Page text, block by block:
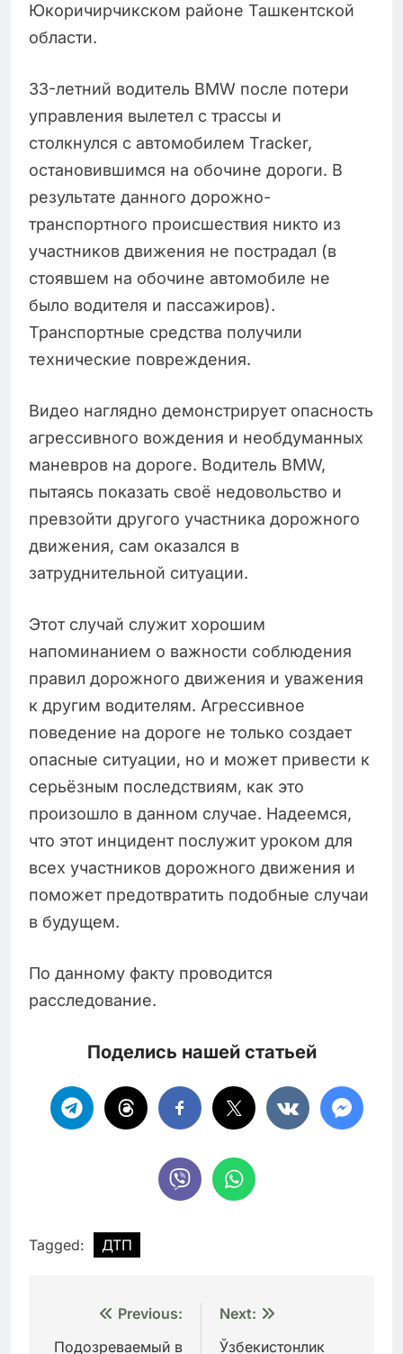
Юкоричирчикском районе Ташкентской
области.
33-летний водитель BMW после потери
управления вылетел с трассы и
столкнулся с автомобилем Tracker,
остановившимся на обочине дороги. В
результате данного дорожно-
транспортного происшествия никто из
участников движения не пострадал (в
стоявшем на обочине автомобиле не
было водителя и пассажиров).
Транспортные средства получили
технические повреждения.
Видео наглядно демонстрирует опасность
агрессивного вождения и необдуманных
маневров на дороге. Водитель BMW,
пытаясь показать своё недовольство и
превзойти другого участника дорожного
движения, сам оказался в
затруднительной ситуации.
Этот случай служит хорошим
напоминанием о важности соблюдения
правил дорожного движения и уважения
к другим водителям. Агрессивное
поведение на дороге не только создает
опасные ситуации, но и может привести к
серьёзным последствиям, как это
произошло в данном случае. Надеемся,
что этот инцидент послужит уроком для
всех участников дорожного движения и
поможет предотвратить подобные случаи
в будущем.
По данному факту проводится
расследование.
Поделись нашей статьей
Tagged: ДТП
Навигация
Previous:
Подозреваемый в
Next:
Ўзбекистонлик